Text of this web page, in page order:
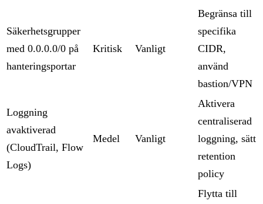
Säkerhetsgrupper
med 0.0.0.0/0 på
hanteringsportar
Kritisk Vanligt
Begränsa till
specifika
CIDR,
använd
bastion/VPN
Loggning
avaktiverad
(CloudTrail, Flow
Logs)
Medel Vanligt
Aktivera
centraliserad
loggning, sätt
retention
policy
Flytta till